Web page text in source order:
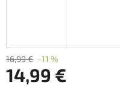
16,99 € –11 %
14,99 €